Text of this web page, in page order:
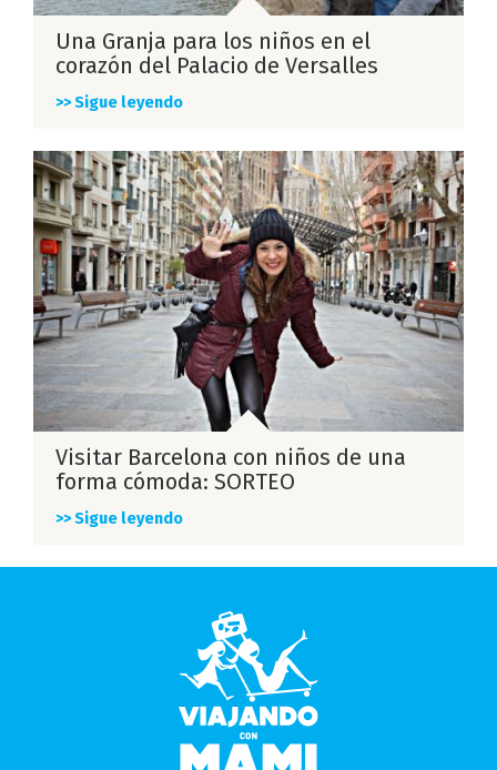
Una Granja para los niños en el
corazón del Palacio de Versalles
>> Sigue leyendo
Visitar Barcelona con niños de una
forma cómoda: SORTEO
>> Sigue leyendo